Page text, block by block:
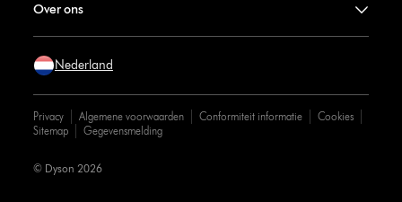
Over ons
Nederland
Privacy Algemene voorwaarden Conformiteit informatie
Cookies
Sitemap
Gegevensmelding
© Dyson 2026